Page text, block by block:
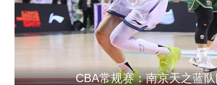
中国研制成功！高性能真空紫
CBA常规赛：南京天之蓝